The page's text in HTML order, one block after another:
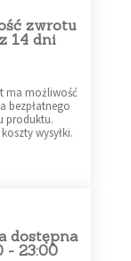
zwrotu
14 dni
ma możliwość
bezpłatnego
produktu.
wysyłki.
dostępna
- 23:00